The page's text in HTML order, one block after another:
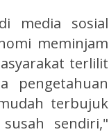
media sosial
meminjam
terlilit
pengetahuan
terbujuk
sendiri,"